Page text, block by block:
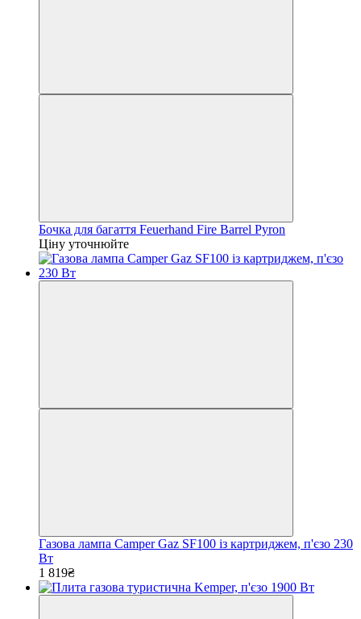
Бочка для багаття Feuerhand Fire Barrel Pyron
Ціну уточнюйте
Газова лампа Camper Gaz SF100 із картриджем, п'єзо 230
Вт
1 819₴